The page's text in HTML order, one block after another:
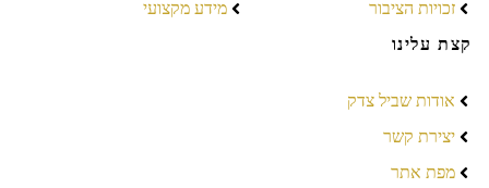
זכויות הציבור
מידע מקצועי
קצת עלינו
אודות שביל צדק
יצירת קשר
מפת אתר